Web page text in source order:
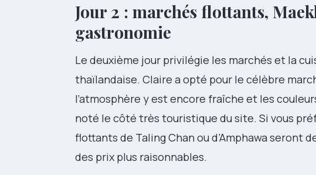
Jour 2 : marchés flottants,
gastronomie
Le deuxième jour privilégie les marchés et la
thaïlandaise. Claire a opté pour le célèbre
l’atmosphère y est encore fraîche et les
noté le côté très touristique du site. Si vous
flottants de Taling Chan ou d’Amphawa seront
des prix plus raisonnables.